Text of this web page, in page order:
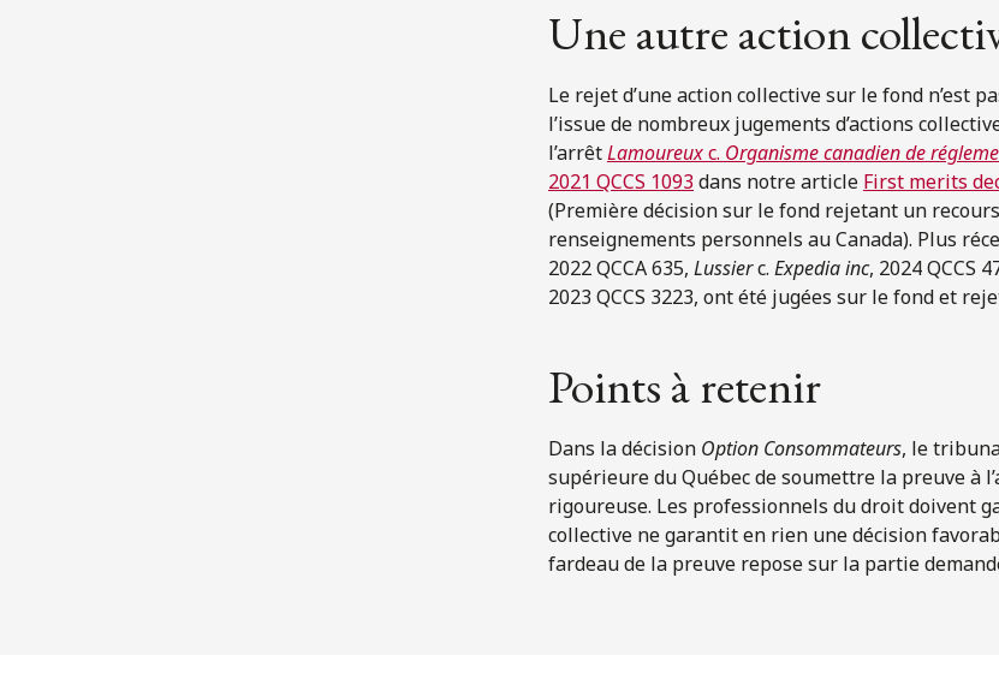
Une autre action
Le rejet d’une action collective sur le fond n’est
l’issue de nombreux jugements d’actions
l’arrêtLamoureuxc. Organisme canadien de
2021 QCCS 1093 dans notre article First merits
(Première décision sur le fond rejetant un
renseignements personnels au Canada). Plus
2022 QCCA 635, Lussierc. Expedia inc, 2024 QCCS
2023 QCCS 3223, ont été jugées sur le fond et
Points à retenir
Dans la décision Option Consommateurs, le
supérieure du Québec de soumettre la preuve à
rigoureuse. Les professionnels du droit doivent
collective ne garantit en rien une décision
fardeau de la preuve repose sur la partie